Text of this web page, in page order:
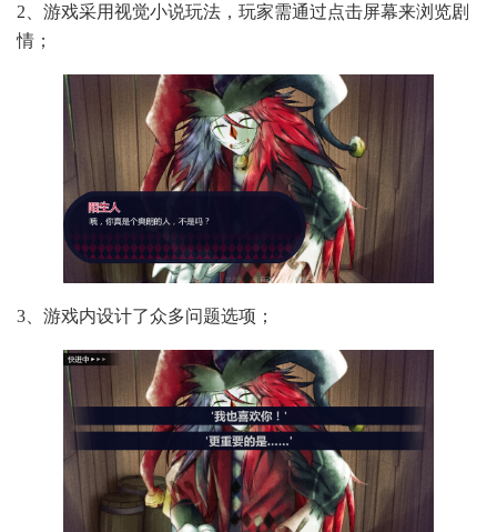
2、游戏采用视觉小说玩法，玩家需通过点击屏幕来浏览剧
情；
3、游戏内设计了众多问题选项；